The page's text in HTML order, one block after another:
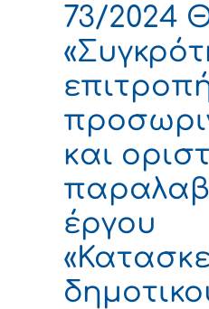
73/2024
και
έργου